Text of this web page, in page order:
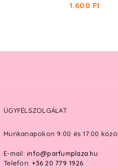
1.600 Ft
ÜGYFÉLSZOLGÁLAT
Munkanapokon 9:00 és 17:00
E-mail: info@parfumplaza.hu
Telefon: +36 20 779 1926